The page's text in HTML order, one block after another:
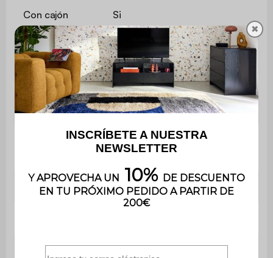
Con cajón Si
Número de
cajones
2
Peso 21 kg
Peso máximo
10 kg
Utilización Interior
Garantía 3 años
✖